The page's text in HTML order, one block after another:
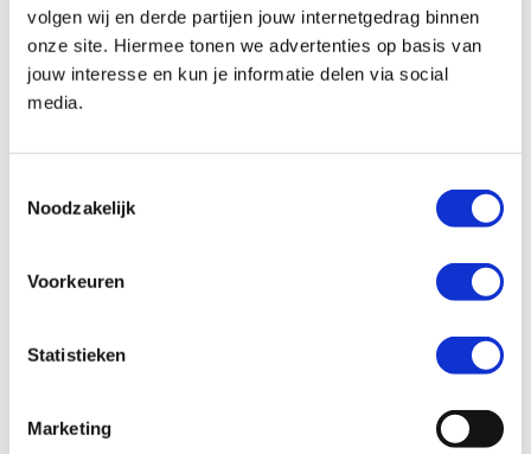
volgen wij en derde partijen jouw internetgedrag binnen
onze site. Hiermee tonen we advertenties op basis van
jouw interesse en kun je informatie delen via social
media.
Noodzakelijk
Voorkeuren
Statistieken
Marketing
Wil je een financieringsaanbod *